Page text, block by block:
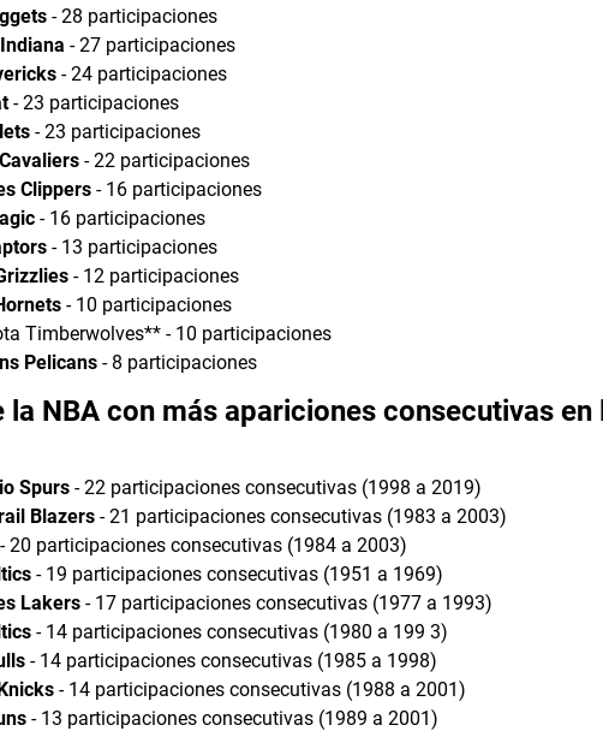
- 28 participaciones
- 27 participaciones
- 24 participaciones
- 23 participaciones
- 23 participaciones
- 22 participaciones
Clippers - 16 participaciones
- 16 participaciones
- 13 participaciones
- 12 participaciones
- 10 participaciones
Timberwolves** - 10 participaciones
Pelicans - 8 participaciones
la NBA con más apariciones consecutivas
Spurs - 22 participaciones consecutivas (1998 a 2019)
Blazers - 21 participaciones consecutivas (1983 a 2003)
- 20 participaciones consecutivas (1984 a 2003)
- 19 participaciones consecutivas (1951 a 1969)
Lakers - 17 participaciones consecutivas (1977 a 1993)
- 14 participaciones consecutivas (1980 a 199 3)
- 14 participaciones consecutivas (1985 a 1998)
- 14 participaciones consecutivas (1988 a 2001)
- 13 participaciones consecutivas (1989 a 2001)